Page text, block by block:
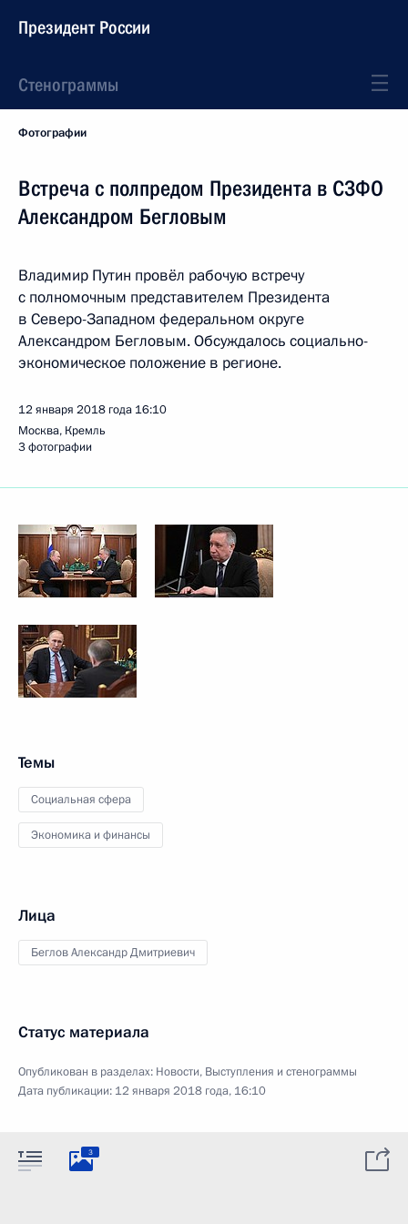
Президент России
Стенограммы
Фотографии
Встреча с полпредом Президента в СЗФО
Александром Бегловым
Владимир Путин провёл рабочую встречу
с полномочным представителем Президента
в Северо-Западном федеральном округе
Александром Бегловым. Обсуждалось социально-
экономическое положение в регионе.
12 января 2018 года 16:10
Москва, Кремль
3 фотографии
Темы
Социальная сфера
Экономика и финансы
Лица
Беглов Александр Дмитриевич
Статус материала
Опубликован в разделах: Новости, Выступления и стенограммы
Дата публикации: 12 января 2018 года, 16:10
3